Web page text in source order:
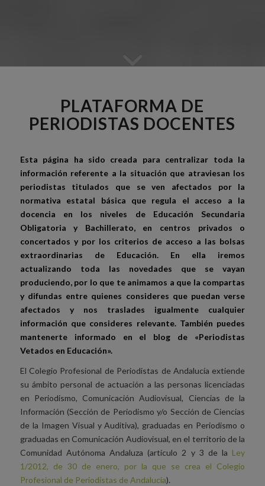
PLATAFORMA DE
PERIODISTAS DOCENTES
Esta página ha sido creada para centralizar toda la
información referente a la situación que atraviesan los
periodistas titulados que se ven afectados por la
normativa estatal básica que regula el acceso a la
docencia en los niveles de Educación Secundaria
Obligatoria y Bachillerato, en centros privados o
concertados y por los criterios de acceso a las bolsas
extraordinarias de Educación. En ella iremos
actualizando toda las novedades que se vayan
produciendo, por lo que te animamos a que la compartas
y difundas entre quienes consideres que puedan verse
afectados y nos traslades igualmente cualquier
información que consideres relevante. También puedes
mantenerte informado en el blog de «Periodistas
Vetados en Educación».
El Colegio Profesional de Periodistas de Andalucía extiende
su ámbito personal de actuación a las personas licenciadas
en Periodismo, Comunicación Audiovisual, Ciencias de la
Información (Sección de Periodismo y/o Sección de Ciencias
de la Imagen Visual y Auditiva), graduadas en Periodismo o
graduadas en Comunicación Audiovisual, en el territorio de la
Comunidad Autónoma Andaluza (artículo 2 y 3 de la Ley
1/2012, de 30 de enero, por la que se crea el Colegio
Profesional de Periodistas de Andalucía).